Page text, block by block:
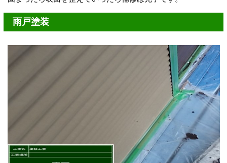
雨戸塗装